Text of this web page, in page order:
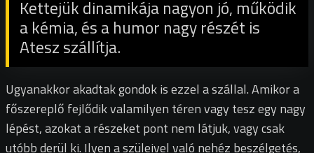
Kettejük dinamikája nagyon jó, működik
a kémia, és a humor nagy részét is
Atesz szállítja.
Ugyanakkor akadtak gondok is ezzel a szállal. Amikor a
főszereplő fejlődik valamilyen téren vagy tesz egy nagy
lépést, azokat a részeket pont nem látjuk, vagy csak
utóbb derül ki. Ilyen a szüleivel való nehéz beszélgetés,